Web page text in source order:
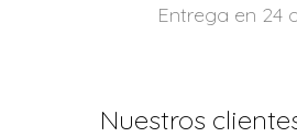
Entrega en 24
Nuestros